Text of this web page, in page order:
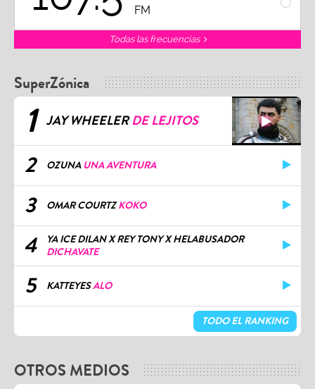
FM
Todas las frecuencias
SuperZónica
1 JAY WHEELERDE LEJITOS
2 OZUNA UNA AVENTURA
3 OMAR COURTZKOKO
4
YA ICE DILAN X REY TONY X HELABUSADOR
DICHAVATE
5 KATTEYESALO
TODO EL RANKING
OTROS MEDIOS